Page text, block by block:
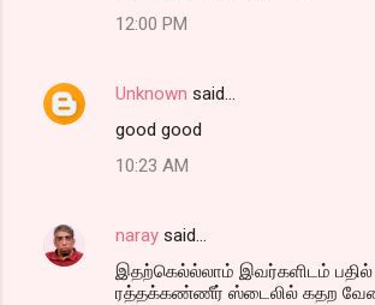
12:00 PM
Unknown said…
good good
10:23 AM
naray said…
இதற்கெல்ல்லாம் இவர்களிடம் பதில்
ரத்தக்கண்ணீர் ஸ்டைலில் கதற